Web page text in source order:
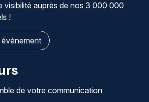
visibilité auprès de nos 3 000 000
!
de votre communication